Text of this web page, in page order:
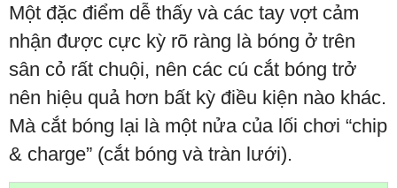
Một đặc điểm dễ thấy và các tay vợt cảm
nhận được cực kỳ rõ ràng là bóng ở trên
sân cỏ rất chuội, nên các cú cắt bóng trở
nên hiệu quả hơn bất kỳ điều kiện nào khác.
Mà cắt bóng lại là một nửa của lối chơi “chip
& charge” (cắt bóng và tràn lưới).